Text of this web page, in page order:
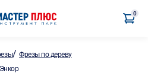
0
/Фрезы по дереву